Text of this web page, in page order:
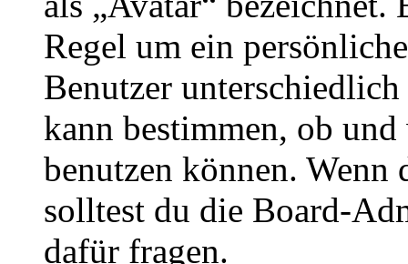
Regel um ein
Benutzer
kann bestimmen, ob
benutzen können. Wenn
solltest du die Board-
dafür fragen.